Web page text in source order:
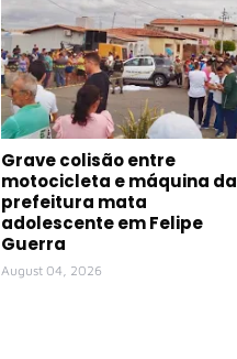
Grave colisão entre
motocicleta e máquina da
prefeitura mata
adolescente em Felipe
Guerra
August 04, 2026